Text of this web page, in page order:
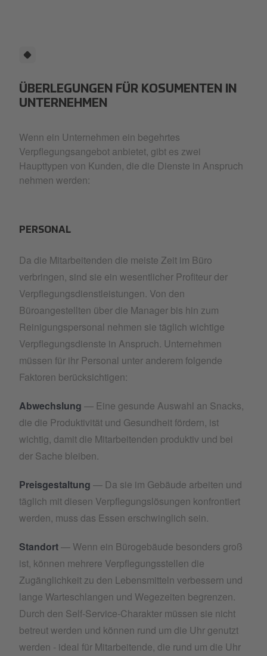
ÜBERLEGUNGEN FÜR KOSUMENTEN IN
UNTERNEHMEN
Wenn ein Unternehmen ein begehrtes
Verpflegungsangebot anbietet, gibt es zwei
Haupttypen von Kunden, die die Dienste in Anspruch
nehmen werden:
PERSONAL
Da die Mitarbeitenden die meiste Zeit im Büro
verbringen, sind sie ein wesentlicher Profiteur der
Verpflegungsdienstleistungen. Von den
Büroangestellten über die Manager bis hin zum
Reinigungspersonal nehmen sie täglich wichtige
Verpflegungsdienste in Anspruch. Unternehmen
müssen für ihr Personal unter anderem folgende
Faktoren berücksichtigen:
Abwechslung — Eine gesunde Auswahl an Snacks,
die die Produktivität und Gesundheit fördern, ist
wichtig, damit die Mitarbeitenden produktiv und bei
der Sache bleiben.
Preisgestaltung — Da sie im Gebäude arbeiten und
täglich mit diesen Verpflegungslösungen konfrontiert
werden, muss das Essen erschwinglich sein.
Standort— Wenn ein Bürogebäude besonders groß
ist, können mehrere Verpflegungsstellen die
Zugänglichkeit zu den Lebensmitteln verbessern und
lange Warteschlangen und Wegezeiten begrenzen.
Durch den Self-Service-Charakter müssen sie nicht
betreut werden und können rund um die Uhr genutzt
werden - ideal für Mitarbeitende, die rund um die Uhr